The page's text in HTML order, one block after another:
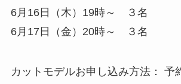
6月16日（木）19時～ ３名
6月17日（金）20時～ ３名
カットモデルお申し込み方法： 予